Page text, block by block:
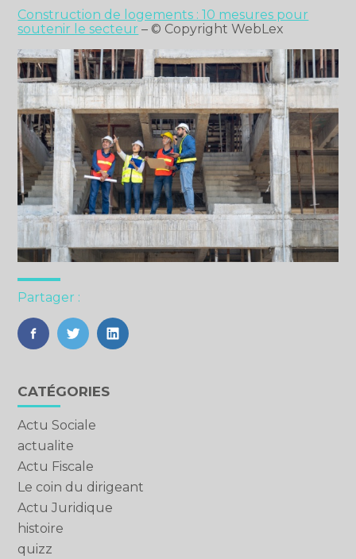
Construction de logements : 10 mesures pour
soutenir le secteur – © Copyright WebLex
Partager :
FaceBook
TwitterLinkedIn
Blog
sidebar
CATÉGORIES
Actu Sociale
actualite
Actu Fiscale
Le coin du dirigeant
Actu Juridique
histoire
quizz